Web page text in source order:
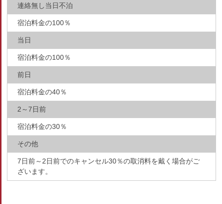
連絡無し当日不泊
宿泊料金の100％
当日
宿泊料金の100％
前日
宿泊料金の40％
2～7日前
宿泊料金の30％
その他
7日前～2日前でのキャンセル30％の取消料を戴く場合がご
ざいます。